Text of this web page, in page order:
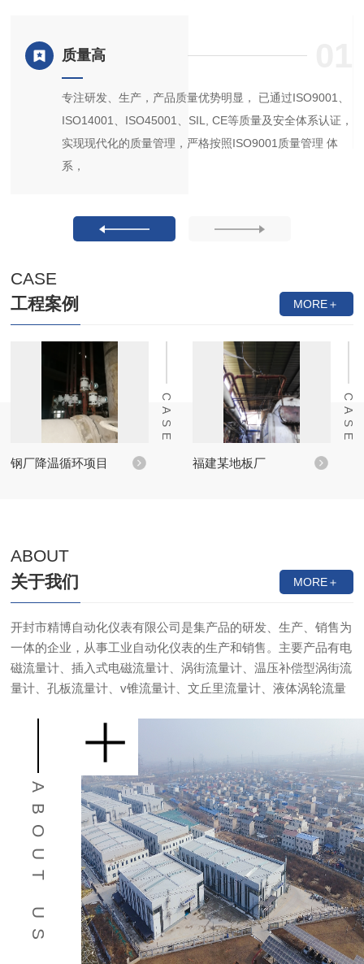
质量高
专注研发、生产，产品质量优势明显， 已通过ISO9001、
ISO14001、ISO45001、SIL, CE等质量及安全体系认证，
实现现代化的质量管理，严格按照ISO9001质量管理 体
系，
CASE
工程案例
MORE＋
钢厂降温循环项目
CASE
福建某地板厂
CASE
ABOUT
关于我们
MORE＋
开封市精博自动化仪表有限公司是集产品的研发、生产、销售为
一体的企业，从事工业自动化仪表的生产和销售。主要产品有电
磁流量计、插入式电磁流量计、涡街流量计、温压补偿型涡街流
量计、孔板流量计、v锥流量计、文丘里流量计、液体涡轮流量
ABOUT US